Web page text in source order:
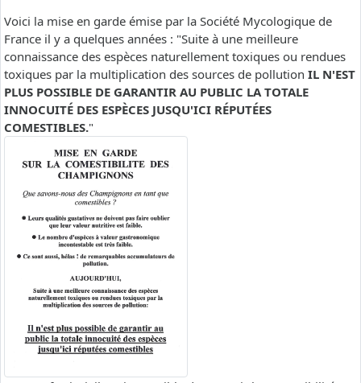
Voici la mise en garde émise par la Société Mycologique de
France il y a quelques années : "Suite à une meilleure
connaissance des espèces naturellement toxiques ou rendues
toxiques par la multiplication des sources de pollution IL N'EST
PLUS POSSIBLE DE GARANTIR AU PUBLIC LA TOTALE
INNOCUITÉ DES ESPÈCES JUSQU'ICI RÉPUTÉES
COMESTIBLES."